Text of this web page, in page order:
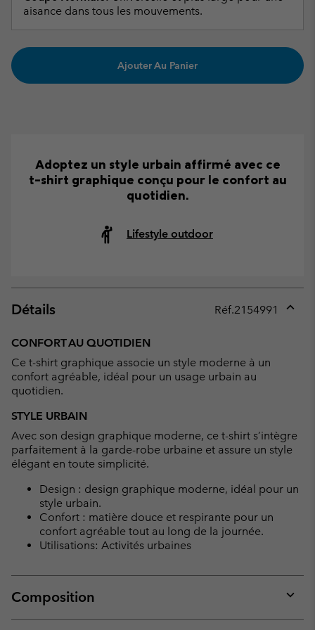
aisance dans tous les mouvements.
Ajouter Au Panier
Adoptez un style urbain affirmé avec ce
t-shirt graphique conçu pour le confort au
quotidien.
Lifestyle outdoor
Détails Réf.2154991
CONFORT AU QUOTIDIEN
Ce t-shirt graphique associe un style moderne à un
confort agréable, idéal pour un usage urbain au
quotidien.
STYLE URBAIN
Avec son design graphique moderne, ce t-shirt s’intègre
parfaitement à la garde-robe urbaine et assure un style
élégant en toute simplicité.
Design : design graphique moderne, idéal pour un
style urbain.
Confort : matière douce et respirante pour un
confort agréable tout au long de la journée.
Utilisations: Activités urbaines
Composition
or